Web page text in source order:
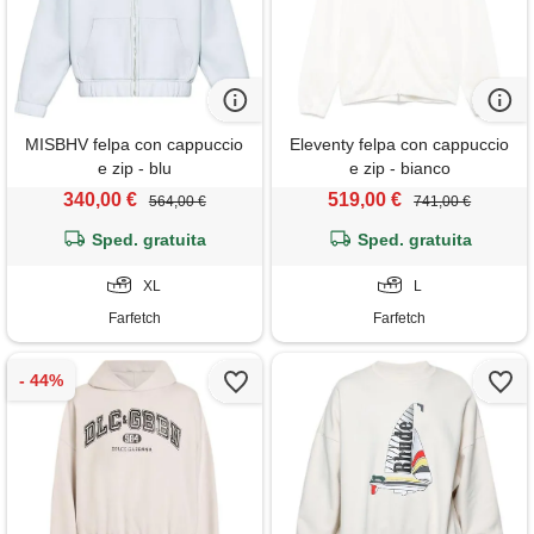
MISBHV felpa con cappuccio
e zip - blu
340,00 € 564,00 €
Sped. gratuita
XL
Farfetch
Eleventy felpa con cappuccio
e zip - bianco
519,00 € 741,00 €
Sped. gratuita
L
Farfetch